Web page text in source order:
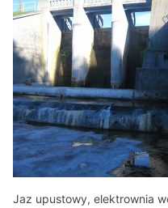
Jaz upustowy, elektrownia